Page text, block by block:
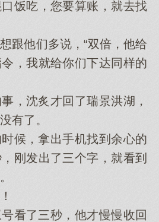
饭吃，您要算账，就去找
他们多说，“双倍，他给
，我就给你们下达同样的
沈炙才回了瑞景洪湖，
有了。
，拿出手机找到余心的
刚发出了三个字，就看到
了三秒，他才慢慢收回